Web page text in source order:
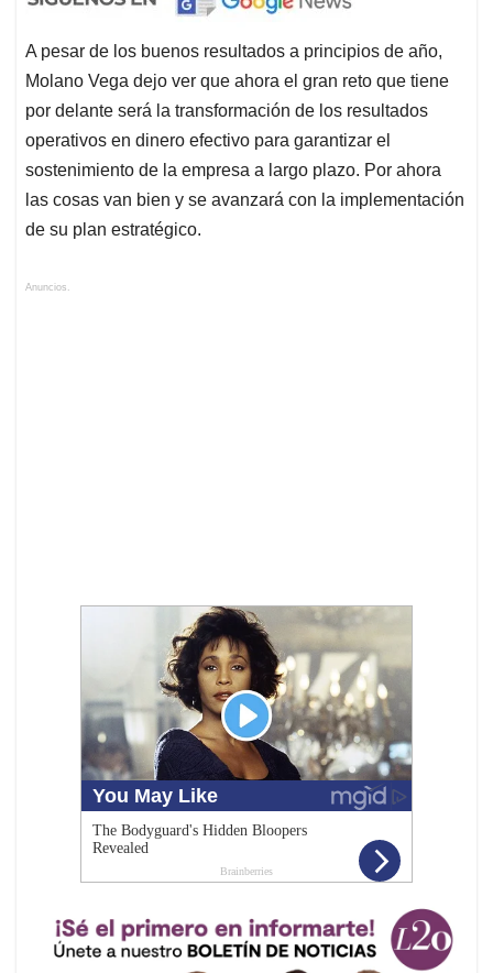
A pesar de los buenos resultados a principios de año,
Molano Vega dejo ver que ahora el gran reto que tiene
por delante será la transformación de los resultados
operativos en dinero efectivo para garantizar el
sostenimiento de la empresa a largo plazo. Por ahora
las cosas van bien y se avanzará con la implementación
de su plan estratégico.
Anuncios.